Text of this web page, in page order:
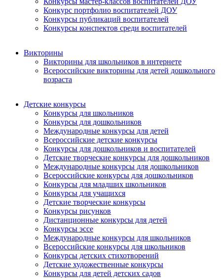
Конкурс портфолио воспитателей ДОУ
Конкурсы публикаций воспитателей
Конкурсы конспектов среди воспитателей
Викторины
Викторины для школьников в интернете
Всероссийские викторины для детей дошкольного
возраста
Детские конкурсы
Конкурсы для школьников
Конкурсы для дошкольников
Международные конкурсы для детей
Всероссийские детские конкурсы
Конкурсы для дошкольников и воспитателей
Детские творческие конкурсы для дошкольников
Международные конкурсы для дошкольников
Всероссийские конкурсы для дошкольников
Конкурсы для младших школьников
Конкурсы для учащихся
Детские творческие конкурсы
Конкурсы рисунков
Дистанционные конкурсы для детей
Конкурсы эссе
Международные конкурсы для школьников
Всероссийские конкурсы для школьников
Конкурсы детских стихотворений
Детские художественные конкурсы
Конкурсы для детей детских садов